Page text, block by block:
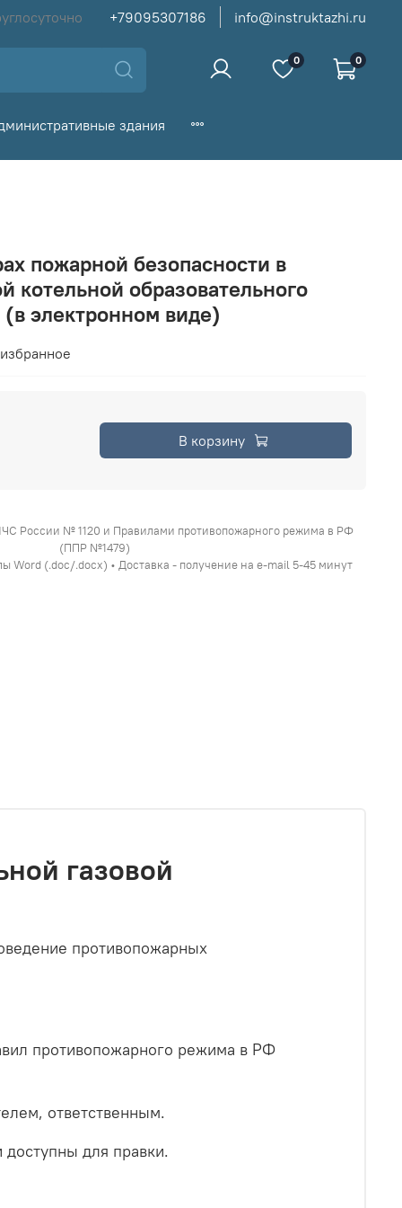
+79095307186 info@instruktazhi.ru
0 0
здания
пожарной безопасности в
котельной образовательного
электронном виде)
В корзину
России № 1120 и Правилами противопожарного режима в РФ
(ППР №1479)
Word (.doc/.docx) • Доставка - получение на e-mail 5-45 минут
газовой
противопожарных
противопожарного режима в РФ
ответственным.
для правки.